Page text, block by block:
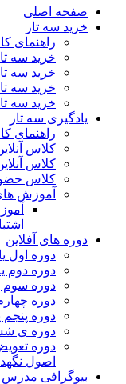
صفحه اصلی
خرید سه تار
راهنمای
خرید سه
خرید سه
خرید سه
خرید سه
یادگیری سه تار
راهنمای
کلاس
کلاس
کلاس
آموزش
دوره های آفلاین
دوره اول
دوره دوم
دوره سوم
دوره
دوره پنجم
دوره ی
دوره
اصول
بیوگرافی مدرس